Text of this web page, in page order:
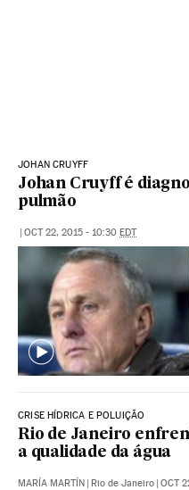
JOHAN CRUYFF
Johan Cruyff é
pulmão
| OCT 22, 2015 - 10:30 EDT
CRISE HÍDRICA E POLUIÇÃO
Rio de Janeiro
a qualidade da água
MARÍA MARTÍN | Rio de Janeiro | OCT